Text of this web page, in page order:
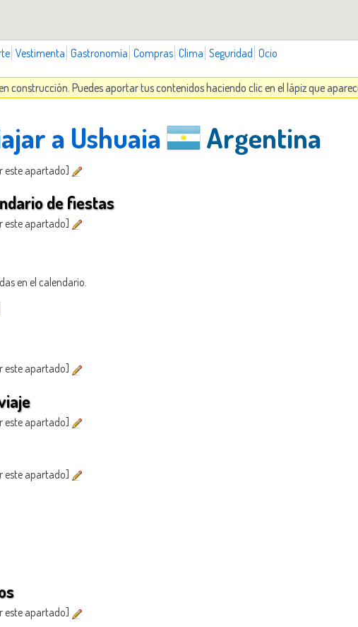
Vestimenta Gastronomía Compras Clima Seguridad Ocio
construcción. Puedes aportar tus contenidos haciendo clic en el lápiz que
a Ushuaia Argentina
este apartado]
de fiestas
este apartado]
en el calendario.
este apartado]
este apartado]
este apartado]
este apartado]